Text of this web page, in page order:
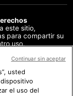
este sitio,
para compartir su
uso,
totalidad o en
estrictamente
verificación se
necesarios para
usted
el uso del
Continuar sin aceptar